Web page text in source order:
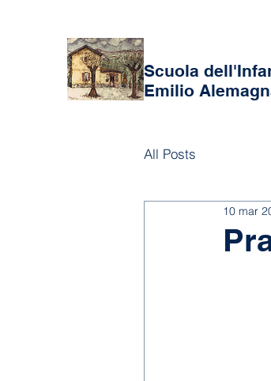
Scuola
Emilio
All Posts
10 mar